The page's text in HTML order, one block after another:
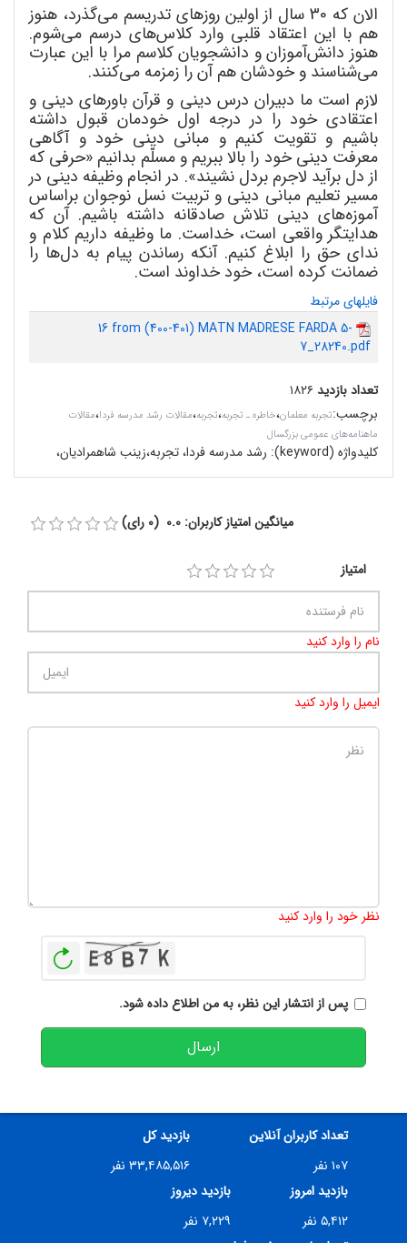
الان که 30 سال از اولین روزهای تدریسم می
گذرد، هنوز
هم با این اعتقاد قلبی وارد کلاسهای درسم میشوم.
هنوز دانشآموزان و دانشجویان کلاسم مرا با این عبارت
میشناسند و خودشان هم آن را زمزمه میکنند.
لازم است ما دبیران درس دینی و قرآن باورهای دینی و
اعتقادی خود را در درجه اول خودمان قبول داشته
باشیم و تقویت کنیم و مبانی دینی خود و آگاهی
معرفت دینی خود را بالا ببریم و مسلّم بدانیم «حرفی که
از دل برآید لاجرم بردلنشیند». در انجام وظیفه دینی در
مسیر تعلیم مبانی دینی و تربیت نسل نوجوان براساس
آموزههای دینی تلاش صادقانه داشته باشیم. آن که
هدایتگر واقعی است، خداست. ما وظیفه داریم کلام و
ندای حق را ابلاغ کنیم. آنکه رساندن پیام به دلها را
ضمانت کرده است، خود خداوند است.
فایلهای مرتبط
16 from (400-401) MATN MADRESE FARDA 5-
7_28240.pdf
تعداد بازدید۱۸۲۶
برچسب:تجربه معلمان،خاطره ـ تجربه،تجربه،مقالات رشد مدرسه فردا،مقالات
ماهنامه‌های عمومی بزرگسال
کلیدواژه (keyword): رشد مدرسه فردا، تجربه،زینب شاهمرادیان،
میانگین امتیاز کاربران: 0.0 (0 رای)
امتیاز
نام را وارد کنید
ایمیل را وارد کنید
نظر خود را وارد کنید
پس از انتشار این نظر، به من اطلاع داده شود.
ارسال
تعداد کاربران آنلاین
۱۰۷ نفر
بازدید کل
۳۳,۴۸۵,۵۱۶ نفر
بازدید امروز
۵,۴۱۲ نفر
بازدید دیروز
۷,۲۲۹ نفر